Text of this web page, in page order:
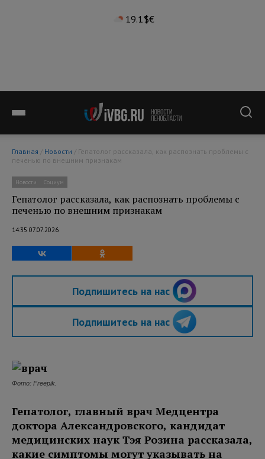
19.1°$€
Главная / Новости
печенью по внешним признакам
Новости Социум
Гепатолог рассказала, как распознать проблемы с
печенью по внешним признакам
14:35 07.07.2026
Подпишитесь на нас
Подпишитесь на нас
Фото: Freepik.
Гепатолог, главный врач Медцентра
доктора Александровского, кандидат
медицинских наук Тэя Розина рассказала,
какие симптомы могут указывать на